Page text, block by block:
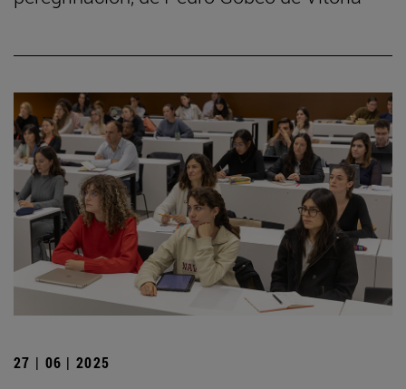
27 | 06 | 2025